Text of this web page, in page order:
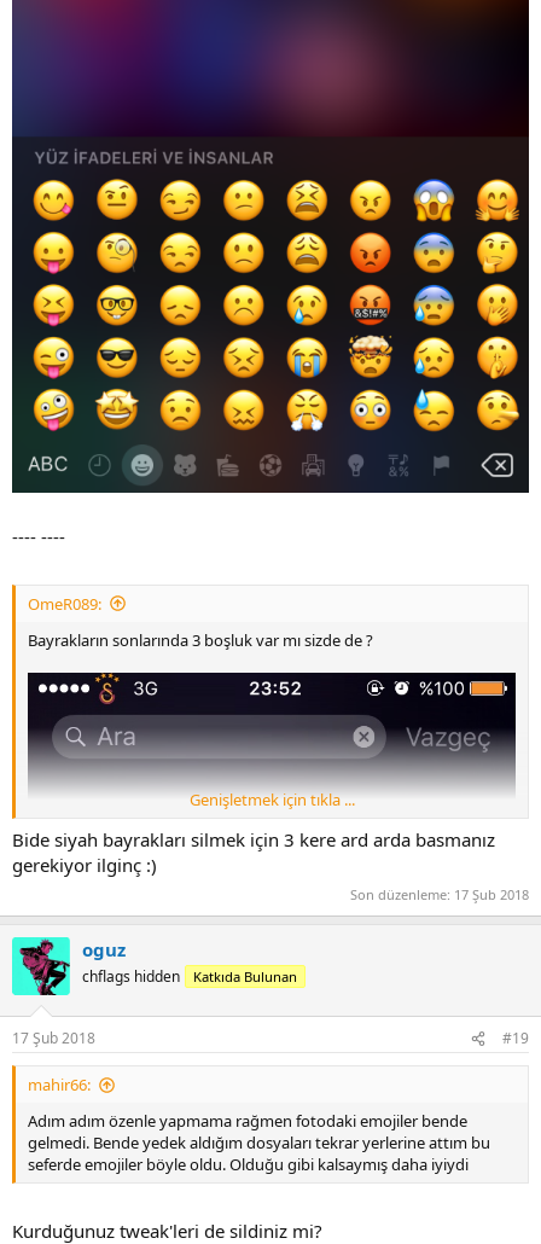
---- ----
OmeR089:
Bayrakların sonlarında 3 boşluk var mı sizde de ?
Genişletmek için tıkla ...
Bide siyah bayrakları silmek için 3 kere ard arda basmanız
gerekiyor ilginç :)
Son düzenleme: 17 Şub 2018
oguz
chflags hidden Katkıda Bulunan
17 Şub 2018 #19
mahir66:
Adım adım özenle yapmama rağmen fotodaki emojiler bende
gelmedi. Bende yedek aldığım dosyaları tekrar yerlerine attım bu
seferde emojiler böyle oldu. Olduğu gibi kalsaymış daha iyiydi
Kurduğunuz tweak'leri de sildiniz mi?